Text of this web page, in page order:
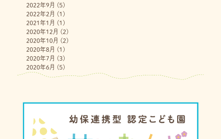
2022年9月 (5)
2022年2月 (1)
2021年1月 (1)
2020年12月 (2)
2020年10月 (2)
2020年8月 (1)
2020年7月 (3)
2020年6月 (5)